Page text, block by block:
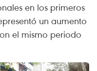
en los primeros
un aumento
el mismo periodo